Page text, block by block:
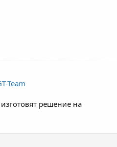
Team
решение на